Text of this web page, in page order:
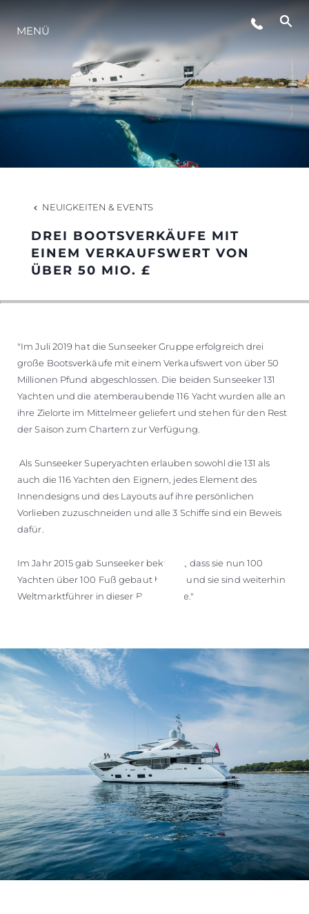
LIFESTYLE
INNOVATION
DIE FIRMA
DAS TEAM
GESCHICHTE
BEWERTEN SIE IHR BOOT
MENÜ
NEUIGKEITEN & EVENTS
DREI BOOTSVERKÄUFE MIT
EINEM VERKAUFSWERT VON
ÜBER 50 MIO. £
"Im Juli 2019 hat die Sunseeker Gruppe erfolgreich drei
große Bootsverkäufe mit einem Verkaufswert von über 50
Millionen Pfund abgeschlossen. Die beiden Sunseeker 131
Yachten und die atemberaubende 116 Yacht wurden alle an
ihre Zielorte im Mittelmeer geliefert und stehen für den Rest
der Saison zum Chartern zur Verfügung.
Als Sunseeker Superyachten erlauben sowohl die 131 als
auch die 116 Yachten den Eignern, jedes Element des
Innendesigns und des Layouts auf ihre persönlichen
Vorlieben zuzuschneiden und alle 3 Schiffe sind ein Beweis
dafür.
Im Jahr 2015 gab Sunseeker bekannt, dass sie nun 100
Yachten über 100 Fuß gebaut haben und sie sind weiterhin
Weltmarktführer in dieser Bootsgröße."